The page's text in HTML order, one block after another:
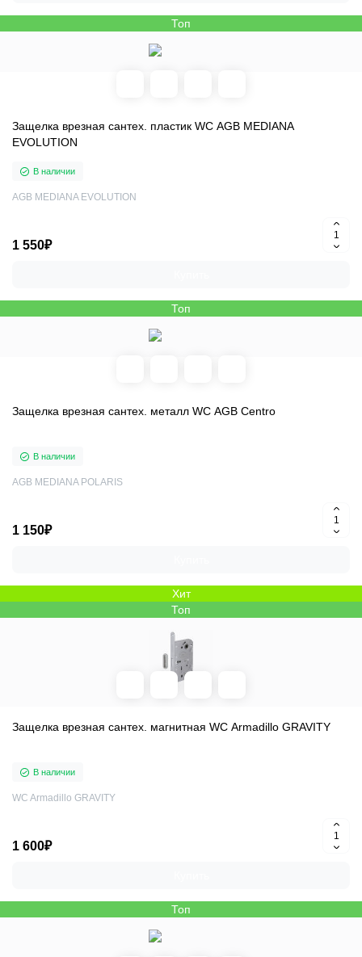
Топ
Защелка врезная сантех. пластик WC AGB MEDIANA
EVOLUTION
В наличии
AGB MEDIANA EVOLUTION
1 550₽
Топ
Защелка врезная сантех. металл WC AGB Centro
В наличии
AGB MEDIANA POLARIS
1 150₽
Хит
Топ
Защелка врезная сантех. магнитная WC Armadillo GRAVITY
В наличии
WC Armadillo GRAVITY
1 600₽
Топ